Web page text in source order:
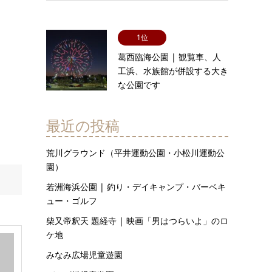
1位
葛西臨海公園 | 観覧車、人
工浜、水族館が併設する大き
な公園です
最近の投稿
荒川グラウンド（平井運動公園・小松川運動公
園）
若洲海浜公園 | 釣り・デイキャンプ・バーベキ
ュー・ゴルフ
柴又帝釈天 題経寺 | 映画「男はつらいよ」のロ
ケ地
みなみ広場児童遊園